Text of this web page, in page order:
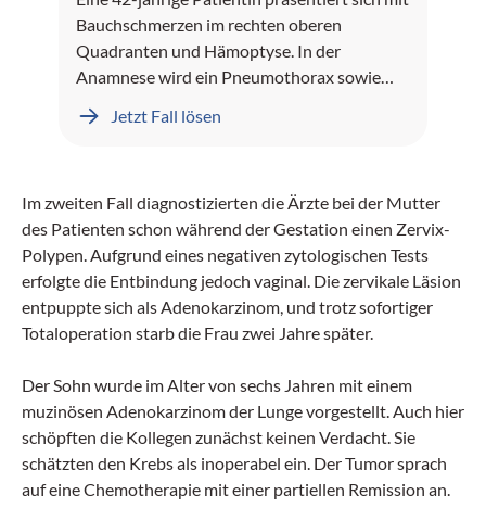
Bauchschmerzen im rechten oberen
Quadranten und Hämoptyse. In der
Anamnese wird ein Pneumothorax sowie
Jetzt Fall lösen
Im zweiten Fall diagnostizierten die Ärzte bei der Mutter
des Patienten schon während der Gestation einen Zervix-
Polypen. Aufgrund eines negativen zytologischen Tests
erfolgte die Entbindung jedoch vaginal. Die zervikale Läsion
entpuppte sich als Adenokarzinom, und trotz sofortiger
Totaloperation starb die Frau zwei Jahre später.
Der Sohn wurde im Alter von sechs Jahren mit einem
muzinösen Adenokarzinom der Lunge vorgestellt. Auch hier
schöpften die Kollegen zunächst keinen Verdacht. Sie
schätzten den Krebs als inoperabel ein. Der Tumor sprach
auf eine Chemotherapie mit einer partiellen Remission an.